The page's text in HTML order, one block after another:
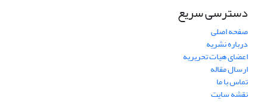
دسترسی سریع
صفحه اصلی
درباره نشریه
اعضای هیات تحریریه
ارسال مقاله
تماس با ما
نقشه سایت